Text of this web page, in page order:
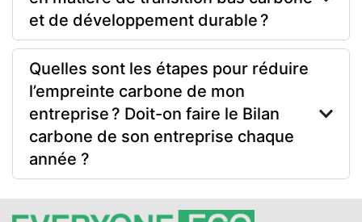
et de développement durable ?
Quelles sont les étapes pour réduire
l’empreinte carbone de mon
entreprise ? Doit-on faire le Bilan
carbone de son entreprise chaque
année ?